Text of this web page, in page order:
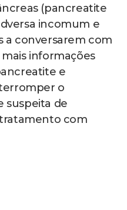
(pancreatite
incomum e
a conversarem com
informações
e
o
suspeita de
com